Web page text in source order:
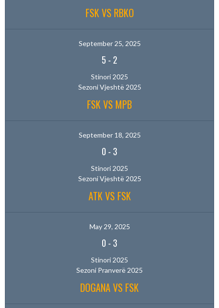
FSK VS RBKO
September 25, 2025
5 - 2
Stinori 2025
Sezoni Vjeshtë 2025
FSK VS MPB
September 18, 2025
0 - 3
Stinori 2025
Sezoni Vjeshtë 2025
ATK VS FSK
May 29, 2025
0 - 3
Stinori 2025
Sezoni Pranverë 2025
DOGANA VS FSK